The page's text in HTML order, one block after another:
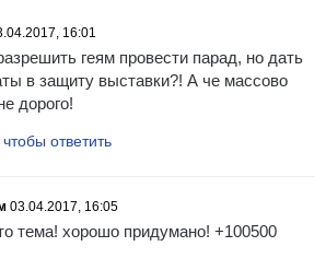
16:01
геям провести парад, но дать
в защиту выставки?! А че массово
дорого!
ответить
03.04.2017, 16:05
тема! хорошо придумано! +100500